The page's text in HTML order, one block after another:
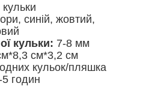
кульки
синій, жовтий,
кульки: 7-8 мм
см*3,2 см
кульок/пляшка
5 годин